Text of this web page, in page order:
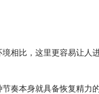
相比，这里更容易让人
节奏本身就具备恢复精力